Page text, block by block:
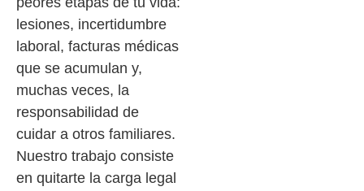
lesiones, incertidumbre
laboral, facturas médicas
que se acumulan y,
muchas veces, la
responsabilidad de
cuidar a otros familiares.
Nuestro trabajo consiste
en quitarte la carga legal